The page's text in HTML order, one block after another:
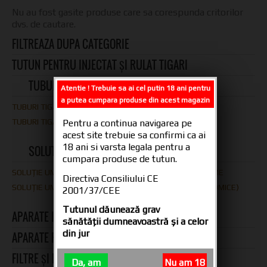
FILTREAZA DUPA CATEGORIE
TUTUN PENTRU INJECTAT ȘI RULAT TIGARI
TUBURI PENTRU TIGARI
TUBURI TIGARI FARA CARBON
TUBURI TIGARI CU CARBON
SOLUTIE UMIDIFICAT TUTUN
SOLUȚIE UMIDIFICAT TUTUN 30 ML – SPRAY-URI ȘI AROME
SOLUȚIE UMIDIFICAT TUTUN 500 ML (RECIPIENTE ECONOMICE)
APARATE INJECTAT TUTUN
APARATE RULAT TUTUN
FILTRE ȘI FOIȚE PENTRU RULAT ȚIGĂRI
Atentie ! Trebuie sa ai cel putin 18 ani pentru
a putea cumpara produse din acest magazin
Pentru a continua navigarea pe
acest site trebuie sa confirmi ca ai
18 ani si varsta legala pentru a
cumpara produse de tutun.
Directiva Consiliului CE
2001/37/CEE
Tutunul dăunează grav
sănătăţii dumneavoastră şi a celor
din jur
Da, am
Nu am 18